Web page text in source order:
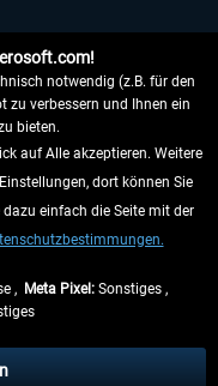
notwendig (z.B. für den
zu verbessern und Ihnen ein
bieten.
auf Alle akzeptieren. Weitere
dort können Sie
dazu einfach die Seite mit der
, Meta Pixel:Sonstiges ,